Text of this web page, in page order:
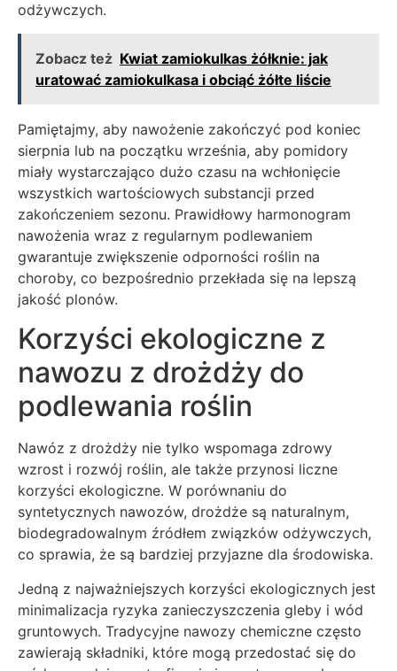
odżywczych.
Zobacz też Kwiat zamiokulkas żółknie: jak
uratować zamiokulkasa i obciąć żółte liście
Pamiętajmy, aby nawożenie zakończyć pod koniec
sierpnia lub na początku września, aby pomidory
miały wystarczająco dużo czasu na wchłonięcie
wszystkich wartościowych substancji przed
zakończeniem sezonu. Prawidłowy harmonogram
nawożenia wraz z regularnym podlewaniem
gwarantuje zwiększenie odporności roślin na
choroby, co bezpośrednio przekłada się na lepszą
jakość plonów.
Korzyści ekologiczne z
nawozu z drożdży do
podlewania roślin
Nawóz z drożdży nie tylko wspomaga zdrowy
wzrost i rozwój roślin, ale także przynosi liczne
korzyści ekologiczne. W porównaniu do
syntetycznych nawozów, drożdże są naturalnym,
biodegradowalnym źródłem związków odżywczych,
co sprawia, że są bardziej przyjazne dla środowiska.
Jedną z najważniejszych korzyści ekologicznych jest
minimalizacja ryzyka zanieczyszczenia gleby i wód
gruntowych. Tradycyjne nawozy chemiczne często
zawierają składniki, które mogą przedostać się do